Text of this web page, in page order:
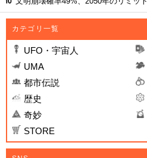
カテゴリ一覧
UFO・宇宙人
UMA
都市伝説
歴史
奇妙
STORE